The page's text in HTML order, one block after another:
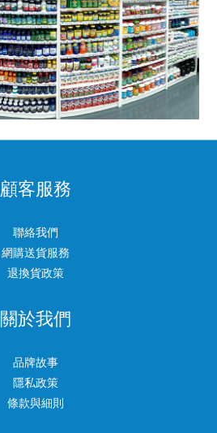
顧客服務
聯絡我們
網購送貨服務
退換貨政策
關於我們
品牌故事
隱私政策
條款與細則